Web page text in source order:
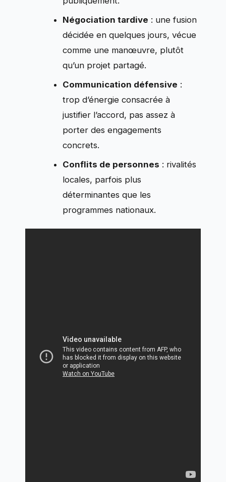
Négociation tardive : une fusion
décidée en quelques jours, vécue
comme une manœuvre, plutôt
qu’un projet partagé.
Communication défensive :
trop d’énergie consacrée à
justifier l’accord, pas assez à
porter des engagements
concrets.
Conflits de personnes : rivalités
locales, parfois plus
déterminantes que les
programmes nationaux.